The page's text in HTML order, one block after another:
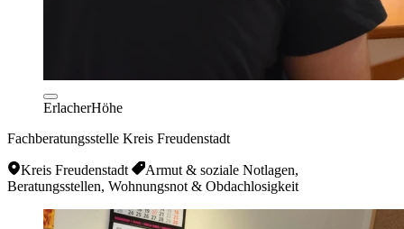
ErlacherHöhe
Fachberatungsstelle Kreis Freudenstadt
Kreis Freudenstadt
Armut & soziale Notlagen,
Beratungsstellen, Wohnungsnot & Obdachlosigkeit